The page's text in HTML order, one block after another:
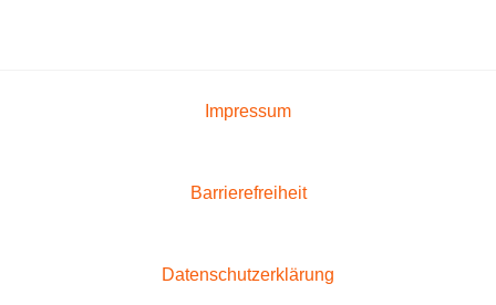
Impressum
Barrierefreiheit
Datenschutzerklärung